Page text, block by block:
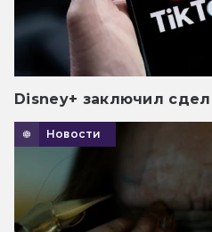
Disney+ заключил
Новости